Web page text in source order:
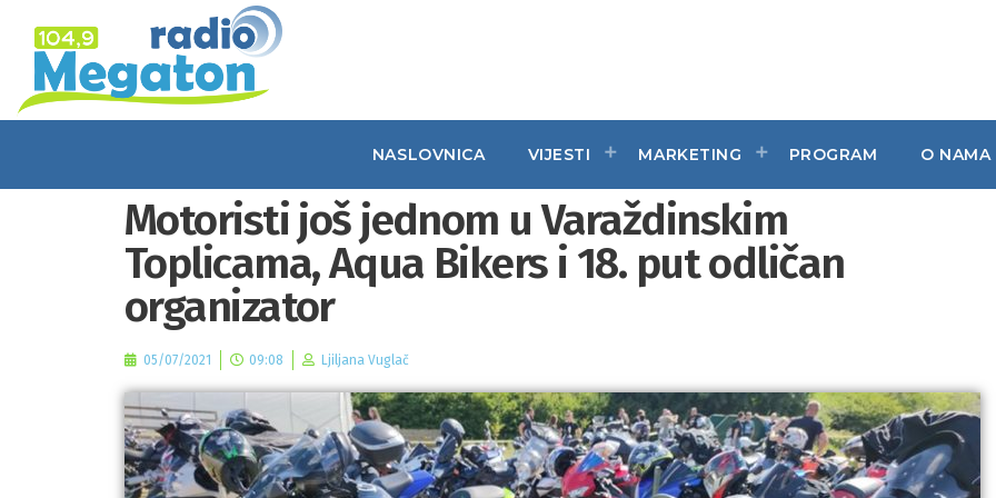
NASLOVNICA VIJESTI MARKETING PROGRAM O NAMA
Motoristi još jednom u Varaždinskim
Toplicama, Aqua Bikers i 18. put odličan
organizator
05/07/2021 09:08 Ljiljana Vuglač